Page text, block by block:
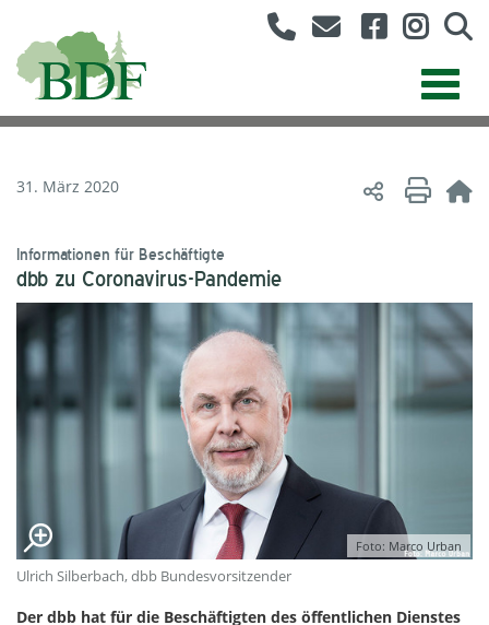
31. März 2020
Informationen für Beschäftigte
dbb zu Coronavirus-Pandemie
Foto: Marco Urban
Ulrich Silberbach, dbb Bundesvorsitzender
Der dbb hat für die Beschäftigten des öffentlichen Dienstes